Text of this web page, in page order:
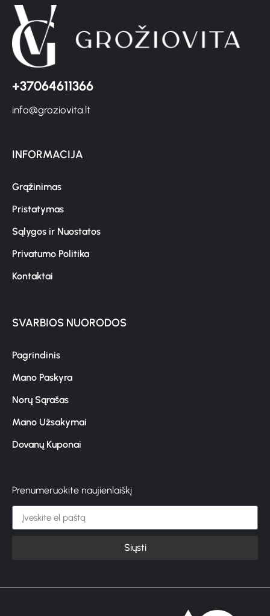
+37064611366
info@groziovita.lt
INFORMACIJA
Grąžinimas
Pristatymas
Sąlygos ir Nuostatos
Privatumo Politika
Kontaktai
SVARBIOS NUORODOS
Pagrindinis
Mano Paskyra
Norų Sąrašas
Mano Užsakymai
Dovanų Kuponai
Prenumeruokite naujienlaiškį
Siųsti